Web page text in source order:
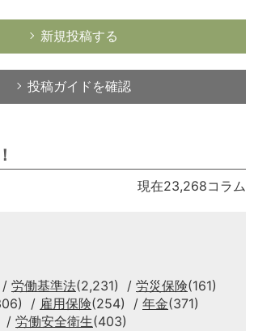
新規投稿する
投稿ガイドを確認
現在23,268コラム
労働基準法(2,231) 労災保険(161)
雇用保険(254) 年金(371)
労働安全衛生(403)